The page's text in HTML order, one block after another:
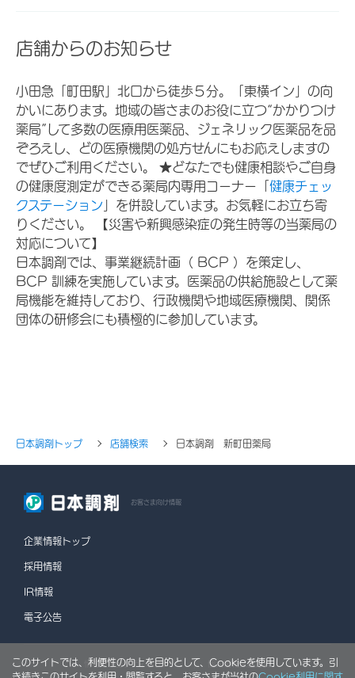
店舗からのお知らせ
小田急「町田駅」北口から徒歩５分。「東横イン」の向
かいにあります。地域の皆さまのお役に立つ“かかりつけ
薬局”して多数の医療用医薬品、ジェネリック医薬品を品
ぞろえし、どの医療機関の処方せんにもお応えしますの
でぜひご利用ください。 ★どなたでも健康相談やご自身
の健康度測定ができる薬局内専用コーナー「 健康チェッ
クステーション 」を併設しています。お気軽にお立ち寄
りください。 【災害や新興感染症の発生時等の当薬局の
対応について】
日本調剤では、事業継続計画（ BCP ）を策定し、
BCP 訓練を実施しています。医薬品の供給施設として薬
局機能を維持しており、行政機関や地域医療機関、関係
団体の研修会にも積極的に参加しています。
日本調剤トップ 店舗検索 日本調剤 新町田薬局
お客さま向け情報
企業情報トップ
採用情報
IR情報
電子公告
情報セキュリティポリシー 個人情報保護方針
このサイトでは、利便性の向上を目的として、Cookieを使用しています。引